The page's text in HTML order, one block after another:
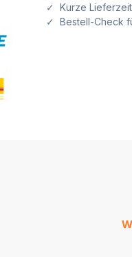
✓ Kurze
✓ Bestell-Check